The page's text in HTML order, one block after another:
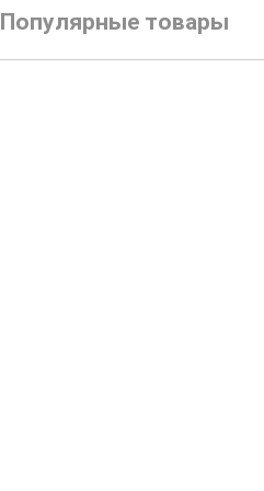
Популярные товары